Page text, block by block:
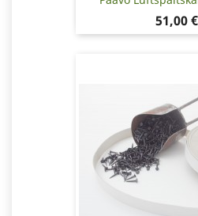
Pris
51,00 €